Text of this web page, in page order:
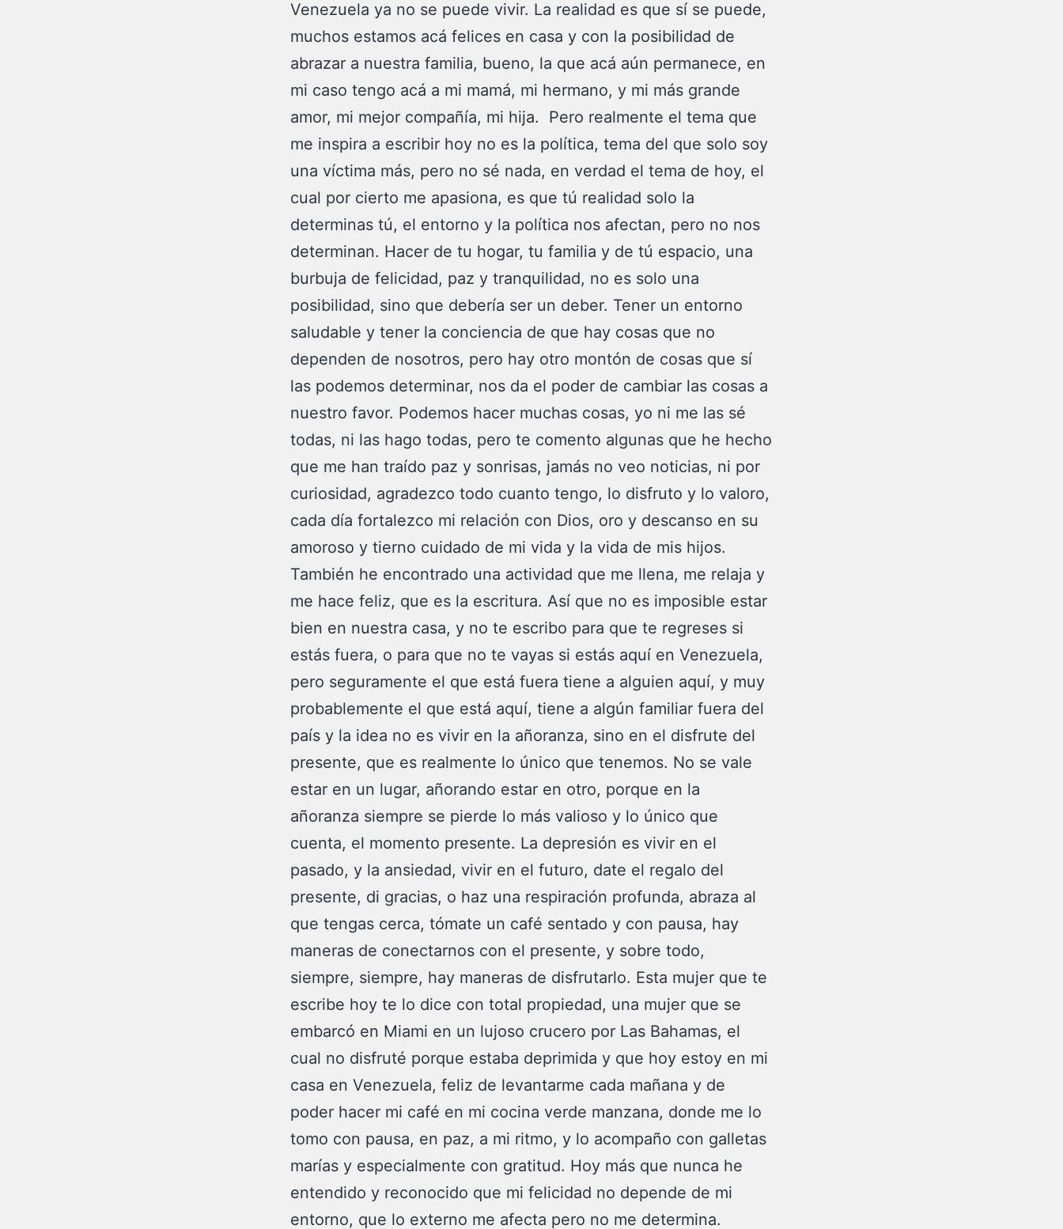
Venezuela ya no se puede vivir. La realidad es que sí se puede,
muchos estamos acá felices en casa y con la posibilidad de
abrazar a nuestra familia, bueno, la que acá aún permanece, en
mi caso tengo acá a mi mamá, mi hermano, y mi más grande
amor, mi mejor compañía, mi hija. Pero realmente el tema que
me inspira a escribir hoy no es la política, tema del que solo soy
una víctima más, pero no sé nada, en verdad el tema de hoy, el
cual por cierto me apasiona, es que tú realidad solo la
determinas tú, el entorno y la política nos afectan, pero no nos
determinan. Hacer de tu hogar, tu familia y de tú espacio, una
burbuja de felicidad, paz y tranquilidad, no es solo una
posibilidad, sino que debería ser un deber. Tener un entorno
saludable y tener la conciencia de que hay cosas que no
dependen de nosotros, pero hay otro montón de cosas que sí
las podemos determinar, nos da el poder de cambiar las cosas a
nuestro favor. Podemos hacer muchas cosas, yo ni me las sé
todas, ni las hago todas, pero te comento algunas que he hecho
que me han traído paz y sonrisas, jamás no veo noticias, ni por
curiosidad, agradezco todo cuanto tengo, lo disfruto y lo valoro,
cada día fortalezco mi relación con Dios, oro y descanso en su
amoroso y tierno cuidado de mi vida y la vida de mis hijos.
También he encontrado una actividad que me llena, me relaja y
me hace feliz, que es la escritura. Así que no es imposible estar
bien en nuestra casa, y no te escribo para que te regreses si
estás fuera, o para que no te vayas si estás aquí en Venezuela,
pero seguramente el que está fuera tiene a alguien aquí, y muy
probablemente el que está aquí, tiene a algún familiar fuera del
país y la idea no es vivir en la añoranza, sino en el disfrute del
presente, que es realmente lo único que tenemos. No se vale
estar en un lugar, añorando estar en otro, porque en la
añoranza siempre se pierde lo más valioso y lo único que
cuenta, el momento presente. La depresión es vivir en el
pasado, y la ansiedad, vivir en el futuro, date el regalo del
presente, di gracias, o haz una respiración profunda, abraza al
que tengas cerca, tómate un café sentado y con pausa, hay
maneras de conectarnos con el presente, y sobre todo,
siempre, siempre, hay maneras de disfrutarlo. Esta mujer que te
escribe hoy te lo dice con total propiedad, una mujer que se
embarcó en Miami en un lujoso crucero por Las Bahamas, el
cual no disfruté porque estaba deprimida y que hoy estoy en mi
casa en Venezuela, feliz de levantarme cada mañana y de
poder hacer mi café en mi cocina verde manzana, donde me lo
tomo con pausa, en paz, a mi ritmo, y lo acompaño con galletas
marías y especialmente con gratitud. Hoy más que nunca he
entendido y reconocido que mi felicidad no depende de mi
entorno, que lo externo me afecta pero no me determina.